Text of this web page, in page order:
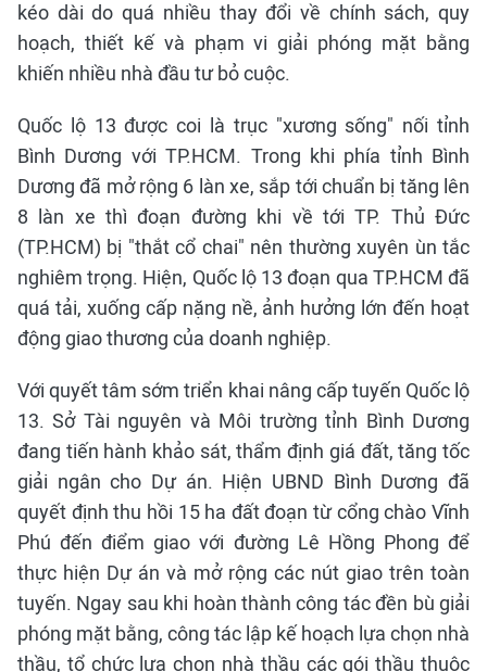
kéo dài do quá nhiều thay đổi về chính sách, quy
hoạch, thiết kế và phạm vi giải phóng mặt bằng
khiến nhiều nhà đầu tư bỏ cuộc.
Quốc lộ 13 được coi là trục "xương sống" nối tỉnh
Bình Dương với TP.HCM. Trong khi phía tỉnh Bình
Dương đã mở rộng 6 làn xe, sắp tới chuẩn bị tăng lên
8 làn xe thì đoạn đường khi về tới TP. Thủ Đức
(TP.HCM) bị "thắt cổ chai" nên thường xuyên ùn tắc
nghiêm trọng. Hiện, Quốc lộ 13 đoạn qua TP.HCM đã
quá tải, xuống cấp nặng nề, ảnh hưởng lớn đến hoạt
động giao thương của doanh nghiệp.
Với quyết tâm sớm triển khai nâng cấp tuyến Quốc lộ
13. Sở Tài nguyên và Môi trường tỉnh Bình Dương
đang tiến hành khảo sát, thẩm định giá đất, tăng tốc
giải ngân cho Dự án. Hiện UBND Bình Dương đã
quyết định thu hồi 15 ha đất đoạn từ cổng chào Vĩnh
Phú đến điểm giao với đường Lê Hồng Phong để
thực hiện Dự án và mở rộng các nút giao trên toàn
tuyến. Ngay sau khi hoàn thành công tác đền bù giải
phóng mặt bằng, công tác lập kế hoạch lựa chọn nhà
thầu, tổ chức lựa chọn nhà thầu các gói thầu thuộc